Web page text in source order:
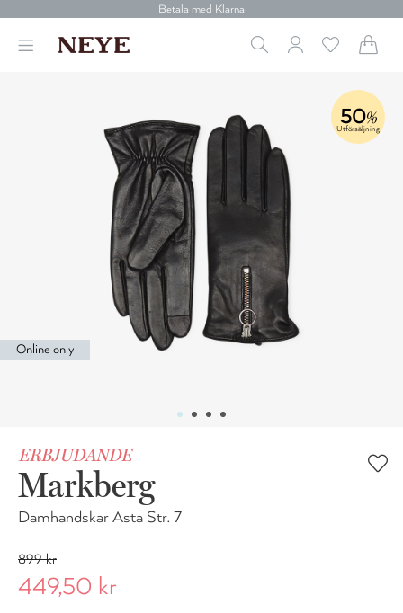
Betala med Klarna
Gratis frakt över 699 kr.
50%
Utförsäljning
Online only
ERBJUDANDE
Markberg
Damhandskar Asta Str. 7
899 kr
449,50 kr